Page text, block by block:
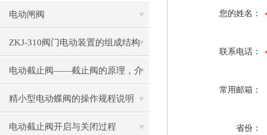
密
电动闸阀
ZKJ-310阀门电动装置的组成结构
电动截止阀——截止阀的原理，介
绍及使用注意事项
精小型电动蝶阀的操作规程说明
电动截止阀开启与关闭过程
您的姓名：
联系电话：
常用邮箱：
省份：